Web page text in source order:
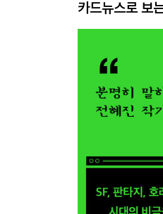
카드뉴스로 보